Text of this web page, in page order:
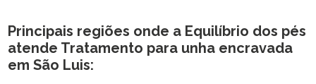
Principais regiões onde a Equilíbrio dos pés
atende Tratamento para unha encravada
em São Luis: